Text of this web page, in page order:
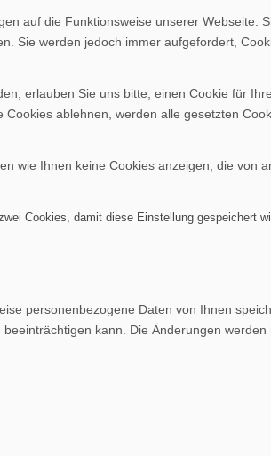
auf die Funktionsweise unserer Webseite.
Sie werden jedoch immer aufgefordert,
erlauben Sie uns bitte, einen Cookie für
ablehnen, werden alle gesetzten
wie Ihnen keine Cookies anzeigen, die von
Cookies, damit diese Einstellung gespeichert
personenbezogene Daten von Ihnen
kann. Die Änderungen